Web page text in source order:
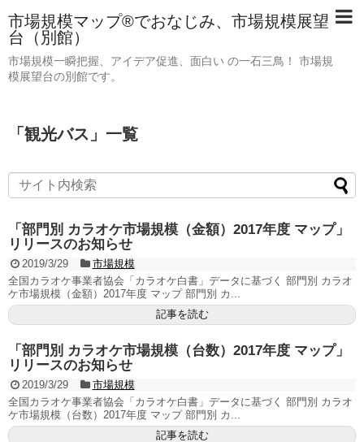
市場規模マップ®でおなじみ、市場規模展望
台（別館）
市場規模一瞬把握、アイデア促進、面白い の一石三鳥！ 市場規
模展望台の別館です。
「 観光バス 」 一覧
「部門別 カラオケ市場規模（金額）2017年度 マップ」
リリースのお知らせ
2019/3/29
市場規模
全国カラオケ事業者協会「カラオケ白書」データに基づく 部門別 カラオ
ケ市場規模（金額）2017年度 マップ 部門別 カ...
記事を読む
「部門別 カラオケ市場規模（台数）2017年度 マップ」
リリースのお知らせ
2019/3/29
市場規模
全国カラオケ事業者協会「カラオケ白書」データに基づく 部門別 カラオ
ケ市場規模（台数）2017年度 マップ 部門別 カ...
記事を読む